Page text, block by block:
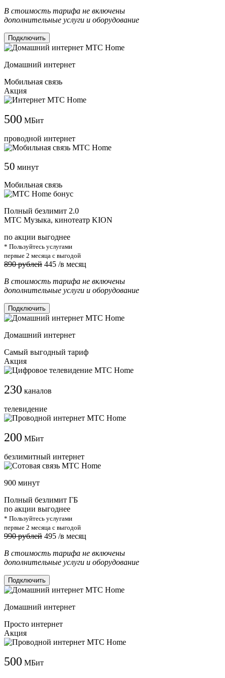
В стоимость тарифа не включены
дополнительные услуги и оборудование
Подключить
Домашний интернет
Мобильная связь
Акция
500 МБит
проводной интернет
50 минут
Мобильная связь
Полный безлимит 2.0
МТС Музыка, кинотеатр KION
по акции выгоднее
* Пользуйтесь услугами
первые 2 месяца с выгодой
890 рублей 445 /в месяц
В стоимость тарифа не включены
дополнительные услуги и оборудование
Подключить
Домашний интернет
Самый выгодный тариф
Акция
230 каналов
телевидение
200 МБит
безлимитный интернет
900 минут
Полный безлимит ГБ
по акции выгоднее
* Пользуйтесь услугами
первые 2 месяца с выгодой
990 рублей 495 /в месяц
В стоимость тарифа не включены
дополнительные услуги и оборудование
Подключить
Домашний интернет
Просто интернет
Акция
500 МБит